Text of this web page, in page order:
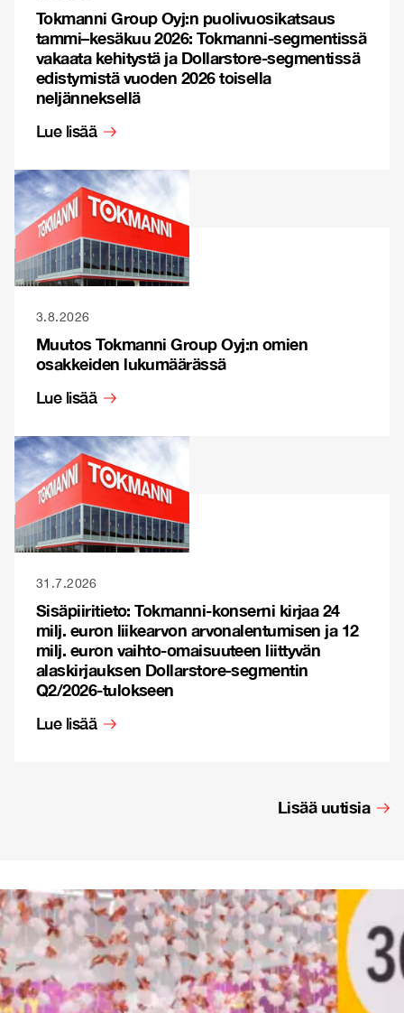
Tokmanni Group Oyj:n puolivuosikatsaus
tammi–kesäkuu 2026: Tokmanni-segmentissä
vakaata kehitystä ja Dollarstore-segmentissä
edistymistä vuoden 2026 toisella
neljänneksellä
Lue lisää
3.8.2026
Muutos Tokmanni Group Oyj:n omien
osakkeiden lukumäärässä
Lue lisää
31.7.2026
Sisäpiiritieto: Tokmanni-konserni kirjaa 24
milj. euron liikearvon arvonalentumisen ja 12
milj. euron vaihto-omaisuuteen liittyvän
alaskirjauksen Dollarstore-segmentin
Q2/2026-tulokseen
Lue lisää
Lisää uutisia